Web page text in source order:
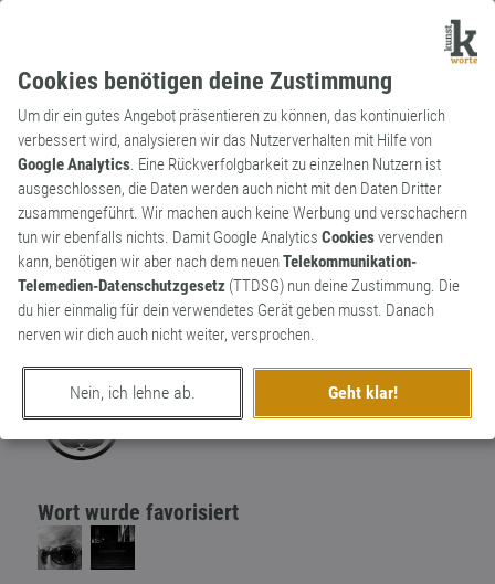
Cookies benötigen deine Zustimmung
Um dir ein gutes Angebot präsentieren zu können, das kontinuierlich
verbessert wird, analysieren wir das Nutzerverhalten mit Hilfe von
Google Analytics. Eine Rückverfolgbarkeit zu einzelnen Nutzern ist
ausgeschlossen, die Daten werden auch nicht mit den Daten Dritter
zusammengeführt. Wir machen auch keine Werbung und verschachern
tun wir ebenfalls nichts. Damit Google Analytics Cookiesvervenden
kann, benötigen wir aber nach dem neuenTelekommunikation-
Telemedien-Datenschutzgesetz (TTDSG) nun deine Zustimmung. Die
du hier einmalig für dein verwendetes Gerät geben musst. Danach
nerven wir dich auch nicht weiter, versprochen.
Nein, ich lehne ab. Geht klar!
Kunstwort
Substantiv
Rotzmaske
Die Dinger, die eh keiner hat, da seit Januar
ausverkauft. „Bitte nicht zu nahe kommen,
ich habe keine Rotzmaske auf!“
2
erschaffen von
DJ Paul Katz
am 18. März 2020
Wort wurde favorisiert